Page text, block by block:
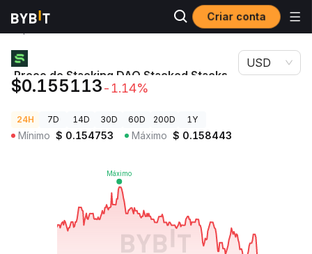
Criar conta
Preços de
Preço de Stacking DAO Stacked Stacks
Preço de Stacking DAO Stacked Stacks
STSTX
$0.155113-1.14%
USD
24H 7D 14D 30D 60D 200D 1Y
Mínimo $ 0.154753 Máximo $ 0.158443